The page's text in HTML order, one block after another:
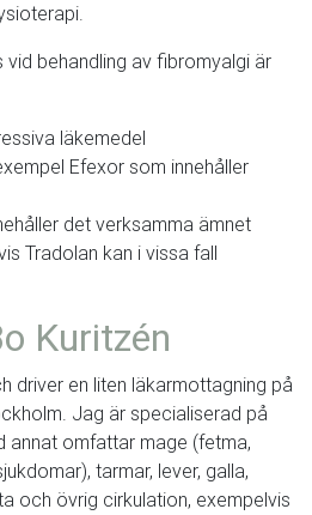
behandling av fibromyalgi är
läkemedel
Efexor som innehåller
det verksamma ämnet
Tradolan kan i vissa fall
Kuritzén
driver en liten läkarmottagning på
Jag är specialiserad på
annat omfattar mage (fetma,
tarmar, lever, galla,
och övrig cirkulation, exempelvis